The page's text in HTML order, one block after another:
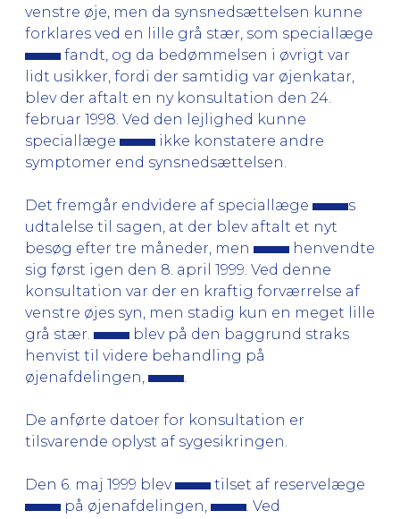
venstre øje, men da synsnedsættelsen kunne
forklares ved en lille grå stær, som speciallæge
fandt, og da bedømmelsen i øvrigt var
lidt usikker, fordi der samtidig var øjenkatar,
blev der aftalt en ny konsultation den 24.
februar 1998. Ved den lejlighed kunne
speciallæge
ikke konstatere andre
symptomer end synsnedsættelsen.
Det fremgår endvidere af speciallæge
s
udtalelse til sagen, at der blev aftalt et nyt
besøg efter tre måneder, men
henvendte
sig først igen den 8. april 1999. Ved denne
konsultation var der en kraftig forværrelse af
venstre øjes syn, men stadig kun en meget lille
grå stær.
blev på den baggrund straks
henvist til videre behandling på
øjenafdelingen,
De anførte datoer for konsultation er
tilsvarende oplyst af sygesikringen.
Den 6. maj 1999 blev
tilset af reservelæge
på øjenafdelingen,
. Ved